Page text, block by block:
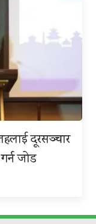
दूरसञ्चार
जोड